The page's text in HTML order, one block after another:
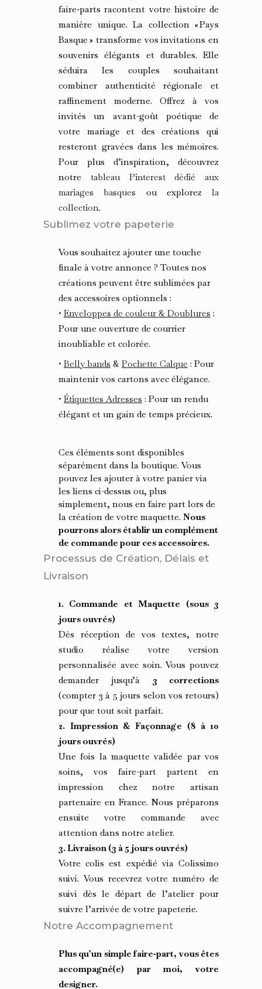
faire‑parts racontent votre histoire de
manière unique. La collection « Pays
Basque » transforme vos invitations en
souvenirs élégants et durables. Elle
séduira les couples souhaitant
combiner authenticité régionale et
raffinement moderne. Offrez à vos
invités un avant-goût poétique de
votre mariage et des créations qui
resteront gravées dans les mémoires.
Pour plus d’inspiration, découvrez
notre tableau Pinterest dédié aux
mariages basques ou explorez la
collection.
Sublimez votre papeterie
Vous souhaitez ajouter une touche
finale à votre annonce ? Toutes nos
créations peuvent être sublimées par
des accessoires optionnels :
• Enveloppes de couleur & Doublures :
Pour une ouverture de courrier
inoubliable et colorée.
• Belly bands & Pochette Calque : Pour
maintenir vos cartons avec élégance.
• Étiquettes Adresses : Pour un rendu
élégant et un gain de temps précieux.
Ces éléments sont disponibles
séparément dans la boutique. Vous
pouvez les ajouter à votre panier via
les liens ci-dessus ou, plus
simplement, nous en faire part lors de
la création de votre maquette. Nous
pourrons alors établir un complément
de commande pour ces accessoires.
Processus de Création, Délais et
Livraison
1. Commande et Maquette (sous 3
jours ouvrés)
Dès réception de vos textes, notre
studio réalise votre version
personnalisée avec soin. Vous pouvez
demander jusqu’à 3 corrections
(compter 3 à 5 jours selon vos retours)
pour que tout soit parfait.
2. Impression & Façonnage (8 à 10
jours ouvrés)
Une fois la maquette validée par vos
soins, vos faire-part partent en
impression chez notre artisan
partenaire en France. Nous préparons
ensuite votre commande avec
attention dans notre atelier.
3. Livraison (3 à 5 jours ouvrés)
Votre colis est expédié via Colissimo
suivi. Vous recevrez votre numéro de
suivi dès le départ de l’atelier pour
suivre l’arrivée de votre papeterie.
Notre Accompagnement
Plus qu’un simple faire‑part, vous êtes
accompagné(e) par moi, votre
designer.